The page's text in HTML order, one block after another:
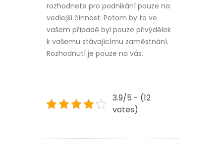
rozhodnete pro podnikání pouze na
vedlejší činnost. Potom by to ve
vašem případě byl pouze přivýdělek
k vašemu stávajícímu zaměstnání.
Rozhodnutí je pouze na vás.
3.9/5 - (12
votes)